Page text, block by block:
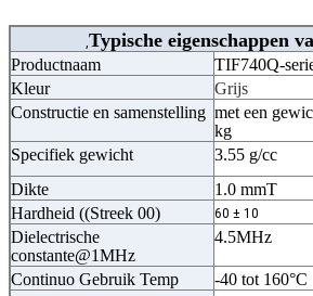
,Typische eigenschappen
Productnaam
TIF740Q-
Kleur
Grijs
Constructie en samenstelling met een
kg
Specifiek gewicht
3.55 g/cc
Dikte
1.0 mmT
Hardheid ((Streek 00)
60 ± 10
Dielectrische
constante@1MHz
4.5MHz
Continuo Gebruik Temp
-40 tot 160°C